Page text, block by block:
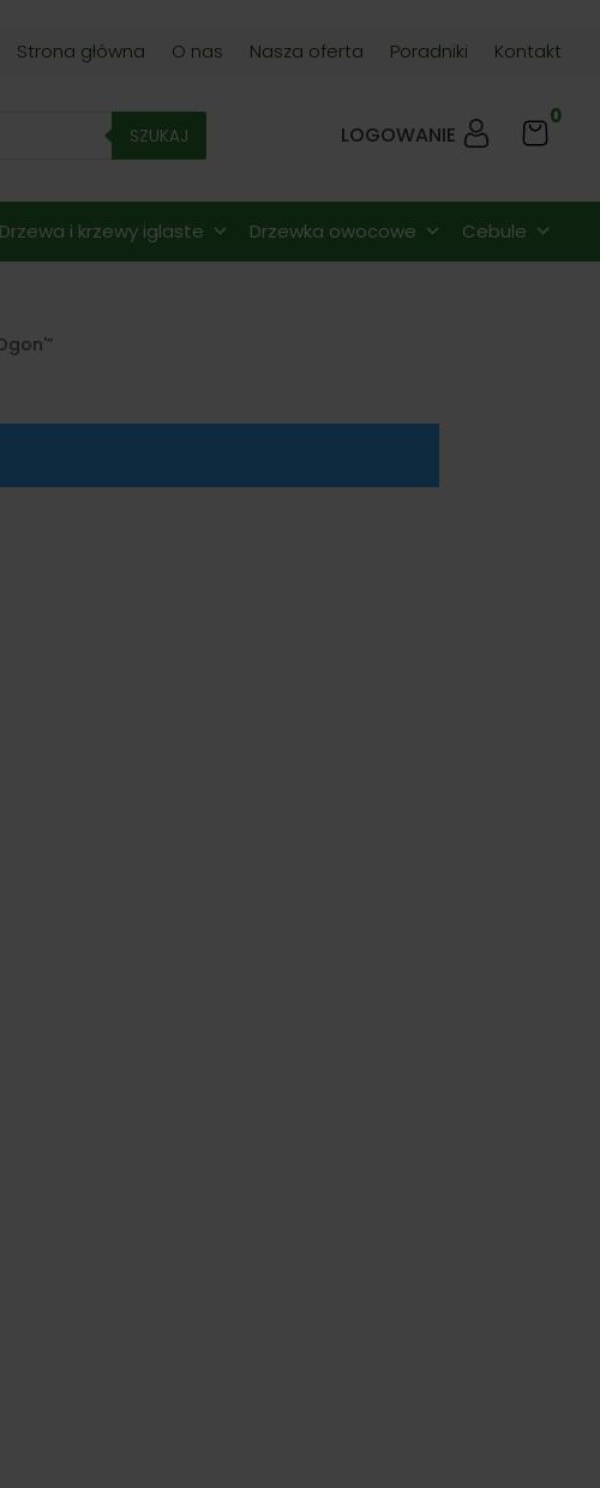
Strona główna O nas Nasza oferta Poradniki Kontakt
SZUKAJ LOGOWANIE
0
Drzewa i krzewy iglaste Drzewka owocowe Cebule